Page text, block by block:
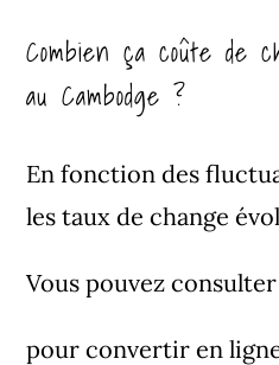
Combien ça coûte de
au Cambodge ?
En fonction des
les taux de change
Vous pouvez consulter
pour convertir en